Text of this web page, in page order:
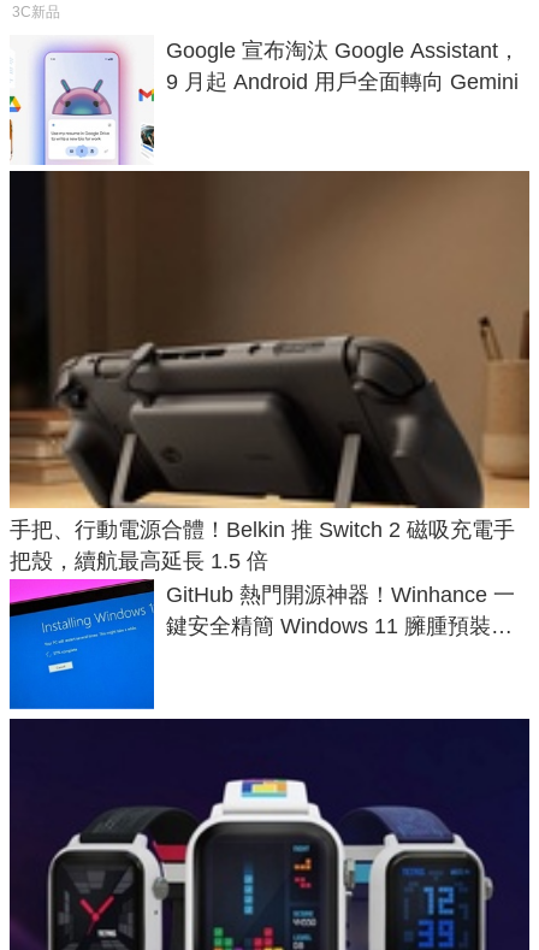
3C新品
Google 宣布淘汰 Google Assistant，
9 月起 Android 用戶全面轉向 Gemini
手把、行動電源合體！Belkin 推 Switch 2 磁吸充電手
把殼，續航最高延長 1.5 倍
GitHub 熱門開源神器！Winhance 一
鍵安全精簡 Windows 11 臃腫預裝軟